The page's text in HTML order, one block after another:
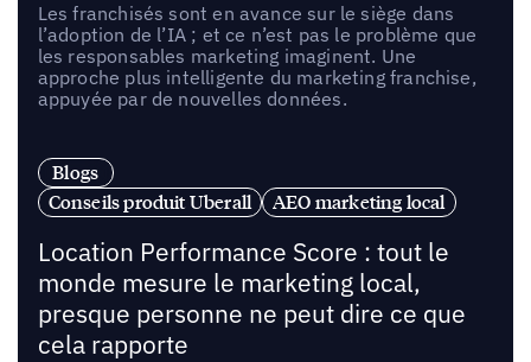
Les franchisés sont en avance sur le siège dans
l’adoption de l’IA ; et ce n’est pas le problème que
les responsables marketing imaginent. Une
approche plus intelligente du marketing franchise,
appuyée par de nouvelles données.
Blogs
Conseils produit Uberall
AEO marketing local
Location Performance Score : tout le
monde mesure le marketing local,
presque personne ne peut dire ce que
cela rapporte